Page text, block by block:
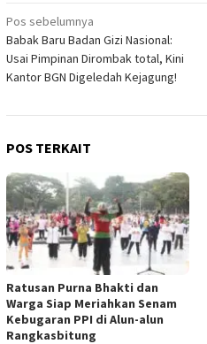
Navigasi
pos
Pos sebelumnya
Babak Baru Badan Gizi Nasional:
Usai Pimpinan Dirombak total, Kini
Kantor BGN Digeledah Kejagung!
POS TERKAIT
Ratusan Purna Bhakti dan
Warga Siap Meriahkan Senam
Kebugaran PPI di Alun-alun
Rangkasbitung